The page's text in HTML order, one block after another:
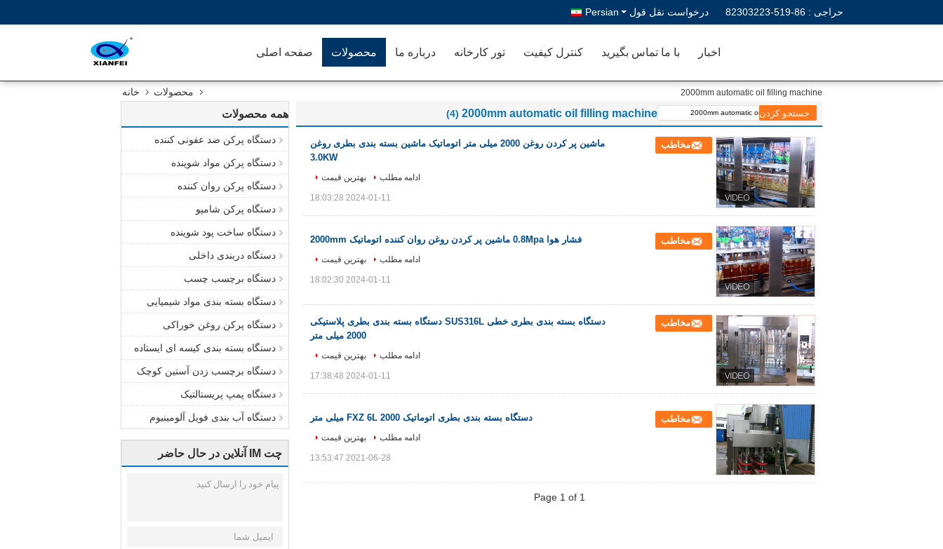
حراجی : 86-519-82303223 درخواست نقل قول Persian
صفحه اصلی محصولات درباره ما تور کارخانه کنترل کیفیت با ما تماس بگیرید اخبار
خانه محصولات 2000mm automatic oil filling machine
همه محصولات
دستگاه پرکن ضد عفونی کننده
دستگاه پرکن مواد شوینده
دستگاه پرکن روان کننده
دستگاه پرکن شامپو
دستگاه ساخت پود شوینده
دستگاه دربندی داخلی
دستگاه برچسب چسب
دستگاه بسته بندی مواد شیمیایی
دستگاه پرکن روغن خوراکی
دستگاه بسته بندی کیسه ای ایستاده
دستگاه برچسب زدن آستین کوچک
دستگاه پمپ پریستالتیک
دستگاه آب بندی فویل آلومینیوم
چت IM آنلاین در حال حاضر
2000mm automatic oil filling machine
(4)
ماشین پر کردن روغن 2000 میلی متر اتوماتیک ماشین بسته بندی بطری روغن
3.0KW
مخاطب
ادامه مطلب بهترین قیمت
2024-01-11 18:03:28
فشار هوا 0.8Mpa ماشین پر کردن روغن روان کننده اتوماتیک 2000mm مخاطب
ادامه مطلب بهترین قیمت
2024-01-11 18:02:30
دستگاه بسته بندی بطری خطی SUS316L دستگاه بسته بندی بطری پلاستیکی
2000 میلی متر
مخاطب
ادامه مطلب بهترین قیمت
2024-01-11 17:38:48
دستگاه بسته بندی بطری اتوماتیک FXZ 6L 2000 میلی متر مخاطب
ادامه مطلب بهترین قیمت
2021-06-28 13:53:47
Page 1 of 1